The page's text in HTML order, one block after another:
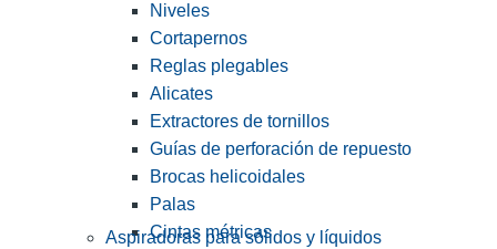
Niveles
Cortapernos
Reglas plegables
Alicates
Extractores de tornillos
Guías de perforación de repuesto
Brocas helicoidales
Palas
Cintas métricas
Aspiradoras para sólidos y líquidos